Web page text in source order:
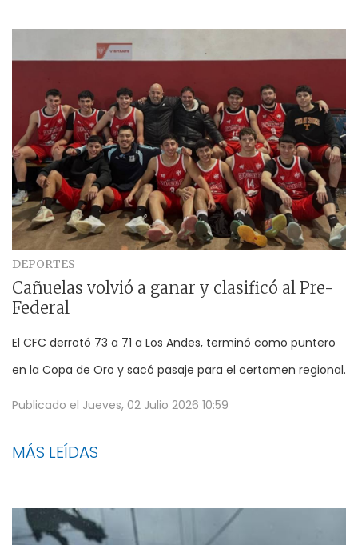
DEPORTES
Cañuelas volvió a ganar y clasificó al Pre-
Federal
El CFC derrotó 73 a 71 a Los Andes, terminó como puntero
en la Copa de Oro y sacó pasaje para el certamen regional.
Publicado el Jueves, 02 Julio 2026 10:59
MÁS LEÍDAS